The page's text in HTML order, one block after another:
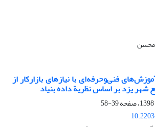
محسن
فنی‌وحرفه‌ای با نیازهای بازارکار از
شهر یزد بر اساس نظریة داده بنیاد
39-58